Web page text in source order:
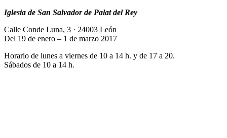
Iglesia de San Salvador de Palat del Rey
Calle Conde Luna, 3 · 24003 León
Del 19 de enero – 1 de marzo 2017
Horario de lunes a viernes de 10 a 14 h. y de 17 a 20.
Sábados de 10 a 14 h.